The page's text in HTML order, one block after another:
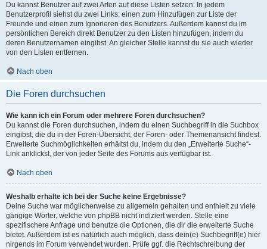
Du kannst Benutzer auf zwei Arten auf diese Listen setzen: In jedem
Benutzerprofil siehst du zwei Links: einen zum Hinzufügen zur Liste der
Freunde und einen zum Ignorieren des Benutzers. Außerdem kannst du im
persönlichen Bereich direkt Benutzer zu den Listen hinzufügen, indem du
deren Benutzernamen eingibst. An gleicher Stelle kannst du sie auch wieder
von den Listen entfernen.
Nach oben
Die Foren durchsuchen
Wie kann ich ein Forum oder mehrere Foren durchsuchen?
Du kannst die Foren durchsuchen, indem du einen Suchbegriff in die Suchbox
eingibst, die du in der Foren-Übersicht, der Foren- oder Themenansicht findest.
Erweiterte Suchmöglichkeiten erhältst du, indem du den „Erweiterte Suche“-
Link anklickst, der von jeder Seite des Forums aus verfügbar ist.
Nach oben
Weshalb erhalte ich bei der Suche keine Ergebnisse?
Deine Suche war möglicherweise zu allgemein gehalten und enthielt zu viele
gängige Wörter, welche von phpBB nicht indiziert werden. Stelle eine
spezifischere Anfrage und benutze die Optionen, die dir die erweiterte Suche
bietet. Außerdem ist es natürlich auch möglich, dass dein(e) Suchbegriff(e) hier
nirgends im Forum verwendet wurden. Prüfe ggf. die Rechtschreibung der